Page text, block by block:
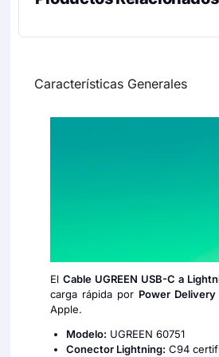
Características Generales
El Cable UGREEN USB-C a
carga rápida por Power Delivery
Apple.
Modelo: UGREEN 60751
Conector Lightning: C94